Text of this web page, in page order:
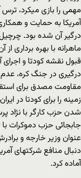
مهمی را بازی میکرد، ترس
آمریکا به حمایت و
درگیر آن شده بود.
ماهرانه با بهره برداری از
قبول نقشه کودتا و اجرای
درگیری در جنگ کره،
مقاومت مصدق برای
جابجائی حزب دموکرات
عنوان وزیر خارجه و
دنبال منافع شرکتهای
آماده کرد.